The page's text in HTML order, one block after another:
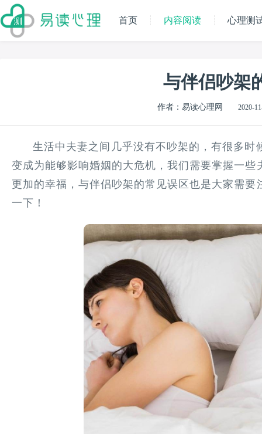
首页 内容阅读 心理测
与伴侣吵架
作者：易读心理网 2020-
生活中夫妻之间几乎没有不吵架的，有很多
变成为能够影响婚姻的大危机，我们需要掌握一些
更加的幸福，与伴侣吵架的常见误区也是大家需
一下！